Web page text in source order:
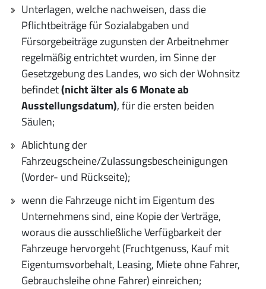
Unterlagen, welche nachweisen, dass die
Pflichtbeiträge für Sozialabgaben und
Fürsorgebeiträge zugunsten der Arbeitnehmer
regelmäßig entrichtet wurden, im Sinne der
Gesetzgebung des Landes, wo sich der Wohnsitz
befindet(nicht älter als 6 Monate ab
Ausstellungsdatum), für die ersten beiden
Säulen;
Ablichtung der
Fahrzeugscheine/Zulassungsbescheinigungen
(Vorder- und Rückseite);
wenn die Fahrzeuge nicht im Eigentum des
Unternehmens sind, eine Kopie der Verträge,
woraus die ausschließliche Verfügbarkeit der
Fahrzeuge hervorgeht (Fruchtgenuss, Kauf mit
Eigentumsvorbehalt, Leasing, Miete ohne Fahrer,
Gebrauchsleihe ohne Fahrer) einreichen;